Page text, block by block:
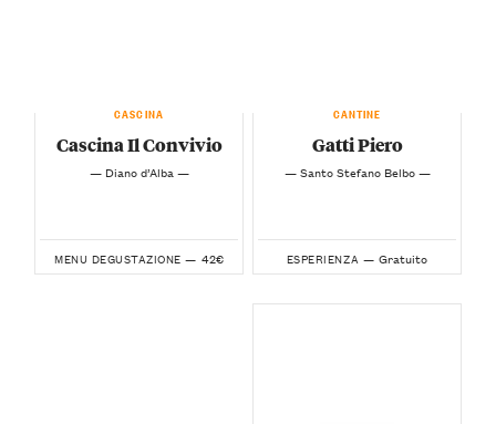
CASCINA
Cascina Il Convivio
— Diano d’Alba —
MENU DEGUSTAZIONE — 42€
CANTINE
Gatti Piero
— Santo Stefano Belbo —
ESPERIENZA — Gratuito